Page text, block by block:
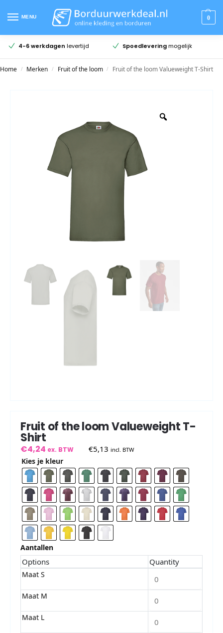
MENU 0
4-6 werkdagen levertijd Spoedleveringmogelijk
Home / Merken / Fruit of the loom / Fruit of the loom Valueweight T-Shirt
Fruit of the loom Valueweight T-
Shirt
€4,24 ex. BTW €5,13 incl. BTW
Kies je kleur
Aantallen
Options Quantity
Maat S
Maat M
Maat L